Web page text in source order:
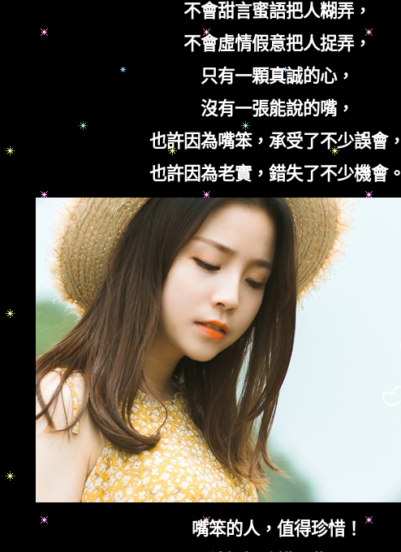
不會甜言蜜語把人糊弄，
不會虛情假意把人捉弄，
只有一顆真誠的心，
沒有一張能說的嘴，
也許因為嘴笨，承受了不少誤會，
也許因為老實，錯失了不少機會。
嘴笨的人，值得珍惜！